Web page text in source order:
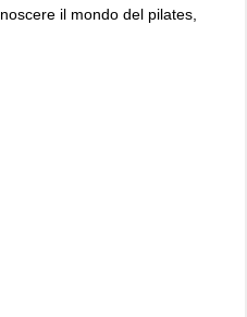
il mondo del pilates,